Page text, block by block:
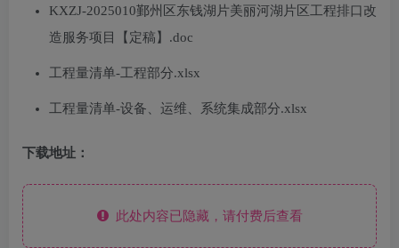
KXZJ-2025010鄞州区东钱湖片美丽河湖片区工程排口改
造服务项目【定稿】.doc
工程量清单-工程部分.xlsx
工程量清单-设备、运维、系统集成部分.xlsx
下载地址：
此处内容已隐藏，请付费后查看